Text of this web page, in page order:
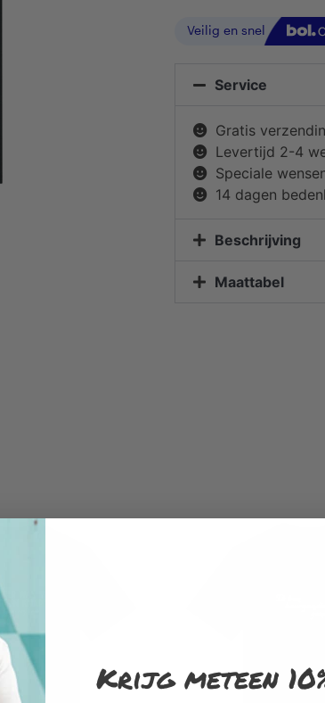
Service
Gratis
Levertijd 2-4
Speciale
14 dagen
Beschrijving
Maattabel
Krijg meteen